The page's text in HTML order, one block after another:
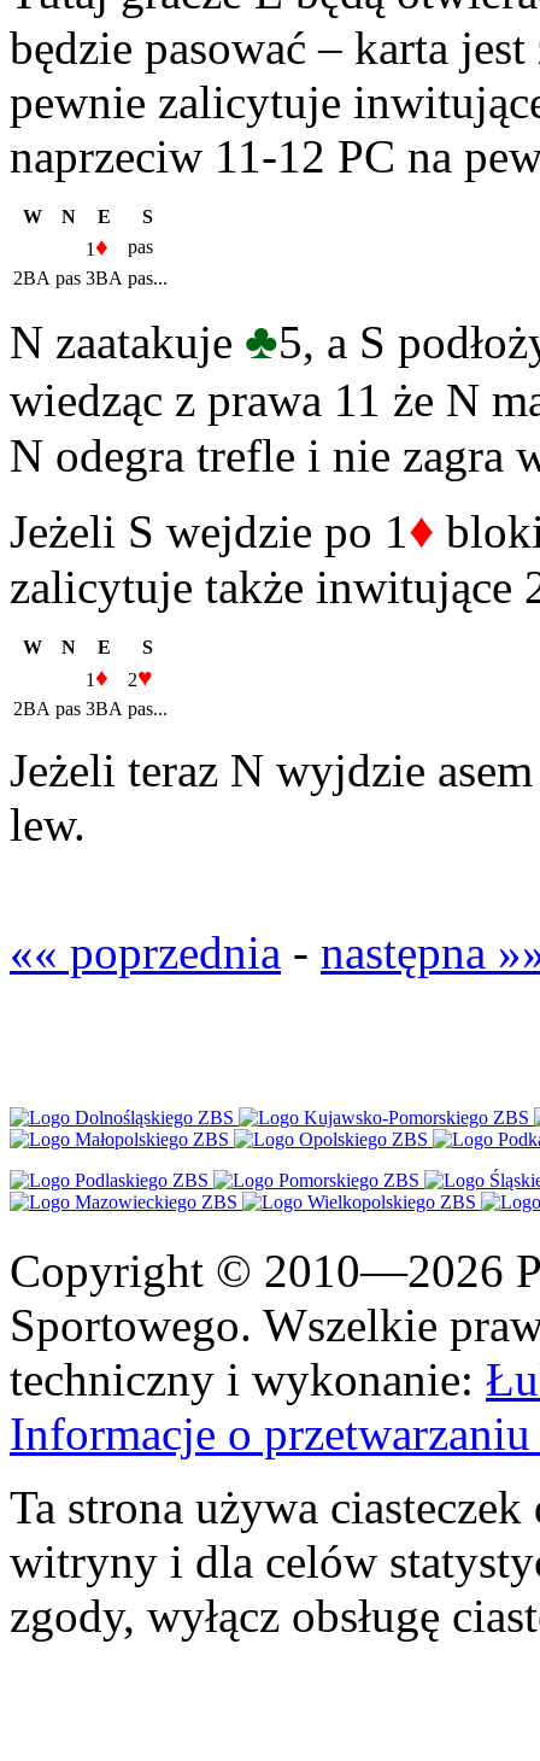
będzie pasować – karta
pewnie zalicytuje
naprzeciw 11-12 PC na
W N E
S
1♦
pas
2BA pas 3BA pas...
N zaatakuje ♣5, a S
wiedząc z prawa 11 że N
N odegra trefle i nie zagra
Jeżeli S wejdzie po 1 ♦
zalicytuje także inwitujące
W N E
S
1♦ 2♥
2BA pas 3BA pas...
Jeżeli teraz N wyjdzie
lew.
«« poprzednia - następna
Copyright © 2010—2026
Sportowego. Wszelkie
techniczny i wykonanie:
Informacje o
Ta strona używa
witryny i dla celów
zgody, wyłącz obsługę